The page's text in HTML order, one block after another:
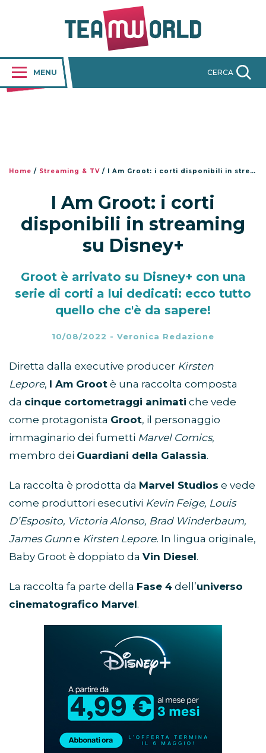
MENU CERCA
Home / Streaming & TV / I Am Groot: i corti disponibili in streaming su Disney+
I Am Groot: i corti
disponibili in streaming
su Disney+
Groot è arrivato su Disney+ con una
serie di corti a lui dedicati: ecco tutto
quello che c'è da sapere!
10/08/2022 - Veronica Redazione
Diretta dalla executive producer Kirsten
Lepore, I Am Groot è una raccolta composta
da cinque cortometraggi animati che vede
come protagonista Groot, il personaggio
immaginario dei fumetti Marvel Comics,
membro dei Guardiani della Galassia.
La raccolta è prodotta da Marvel Studios e vede
come produttori esecutivi Kevin Feige, Louis
D’Esposito, Victoria Alonso, Brad Winderbaum,
James Gunne Kirsten Lepore. In lingua originale,
Baby Groot è doppiato da Vin Diesel.
La raccolta fa parte della Fase 4 dell’universo
cinematografico Marvel.
promozione